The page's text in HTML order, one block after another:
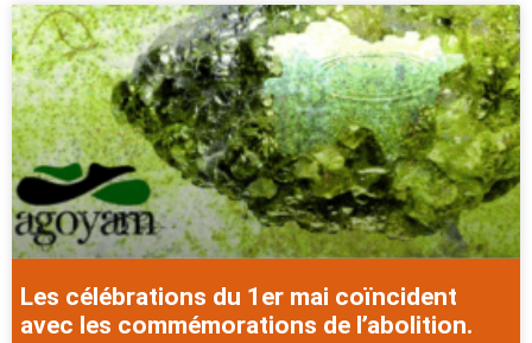
Les célébrations du 1er mai coïncident
avec les commémorations de l’abolition.